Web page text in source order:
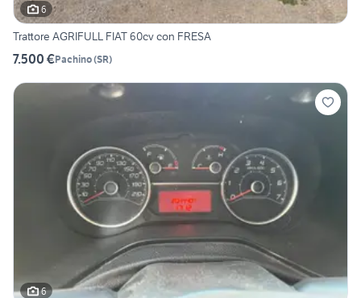
6
Trattore AGRIFULL FIAT 60cv con FRESA
7.500 €Pachino(SR)
6